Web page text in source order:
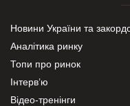
Новини України та
Аналітика ринку
Топи про ринок
Інтерв’ю
Відео-тренінги